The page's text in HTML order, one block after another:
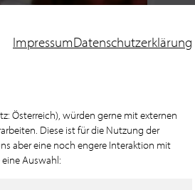
ImpressumDatenschutzerklärung
Österreich), würden gerne mit externen
Diese ist für die Nutzung der
aber eine noch engere Interaktion mit
Auswahl: